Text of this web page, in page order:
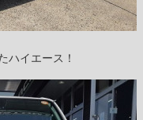
ハイエース！